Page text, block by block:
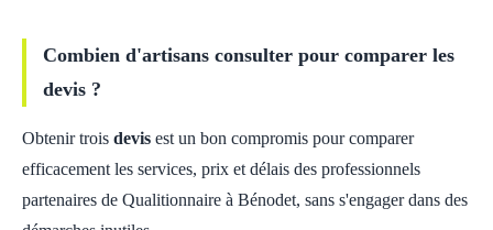
Combien d'artisans consulter pour comparer les
devis ?
Obtenir trois devis est un bon compromis pour comparer
efficacement les services, prix et délais des professionnels
partenaires de Qualitionnaire à Bénodet, sans s'engager dans des